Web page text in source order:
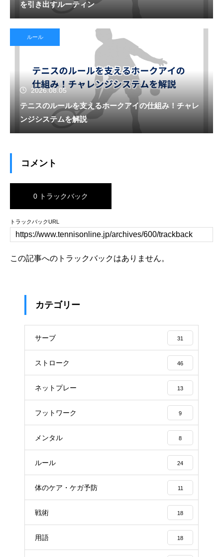
を引き出すルーティン
ルール
2026.08.05
テニスのルールを支えるホークアイの仕組み！チャレ
ンジシステムを解説
コメント
0 トラックバック
トラックバックURL
この記事へのトラックバックはありません。
カテゴリー
サーブ 31
ストローク 46
ネットプレー 13
フットワーク 9
メンタル 8
ルール 24
体のケア・ケガ予防 11
戦術 18
用語 18